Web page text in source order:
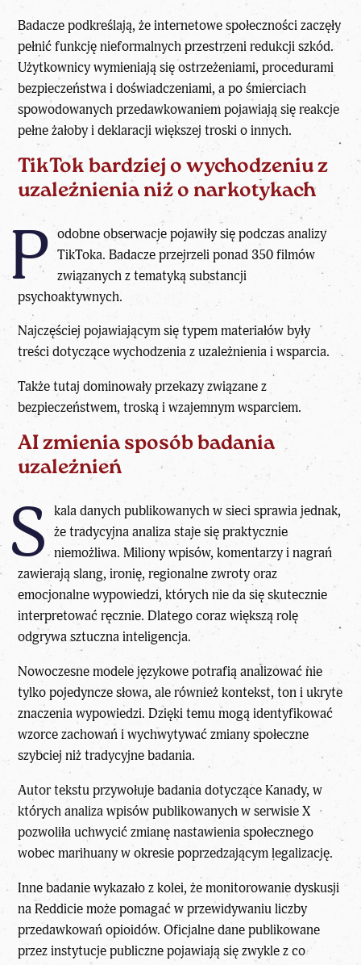
Badacze podkreślają, że internetowe społeczności zaczęły
pełnić funkcję nieformalnych przestrzeni redukcji szkód.
Użytkownicy wymieniają się ostrzeżeniami, procedurami
bezpieczeństwa i doświadczeniami, a po śmierciach
spowodowanych przedawkowaniem pojawiają się reakcje
pełne żałoby i deklaracji większej troski o innych.
TikTok bardziej o wychodzeniu z
uzależnienia niż o narkotykach
P odobne obserwacje pojawiły się podczas analizy
TikToka. Badacze przejrzeli ponad 350 filmów
związanych z tematyką substancji
psychoaktywnych.
Najczęściej pojawiającym się typem materiałów były
treści dotyczące wychodzenia z uzależnienia i wsparcia.
Także tutaj dominowały przekazy związane z
bezpieczeństwem, troską i wzajemnym wsparciem.
AI zmienia sposób badania
uzależnień
S kala danych publikowanych w sieci sprawia jednak,
że tradycyjna analiza staje się praktycznie
niemożliwa. Miliony wpisów, komentarzy i nagrań
zawierają slang, ironię, regionalne zwroty oraz
emocjonalne wypowiedzi, których nie da się skutecznie
interpretować ręcznie. Dlatego coraz większą rolę
odgrywa sztuczna inteligencja.
Nowoczesne modele językowe potrafią analizować nie
tylko pojedyncze słowa, ale również kontekst, ton i ukryte
znaczenia wypowiedzi. Dzięki temu mogą identyfikować
wzorce zachowań i wychwytywać zmiany społeczne
szybciej niż tradycyjne badania.
Autor tekstu przywołuje badania dotyczące Kanady, w
których analiza wpisów publikowanych w serwisie X
pozwoliła uchwycić zmianę nastawienia społecznego
wobec marihuany w okresie poprzedzającym legalizację.
Inne badanie wykazało z kolei, że monitorowanie dyskusji
na Reddicie może pomagać w przewidywaniu liczby
przedawkowań opioidów. Oficjalne dane publikowane
przez instytucje publiczne pojawiają się zwykle z co